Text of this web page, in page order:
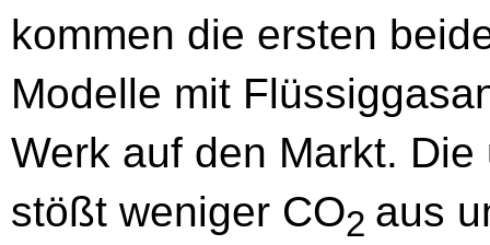
kommen die ersten
Modelle mit
Werk auf den Markt.
stößt weniger CO2 aus